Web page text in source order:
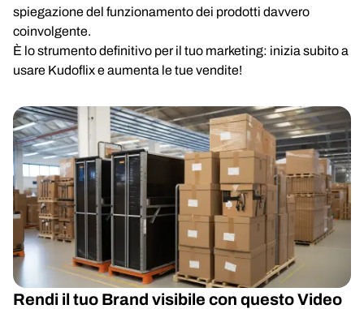
spiegazione del funzionamento dei prodotti davvero
coinvolgente.
È lo strumento definitivo per il tuo marketing: inizia subito a
usare Kudoflix e aumenta le tue vendite!
Rendi il tuo Brand visibile con questo Video